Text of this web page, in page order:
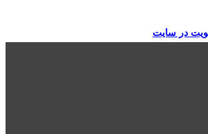
در سایت